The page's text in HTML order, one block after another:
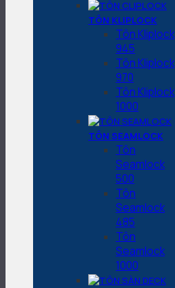
TÔN KLIPLOCK
Tôn Kliplock
945
Tôn Kliplock
970
Tôn Kliplock
1000
TÔN SEAMLOCK
Tôn
Seamlock
500
Tôn
Seamlock
485
Tôn
Seamlock
1000